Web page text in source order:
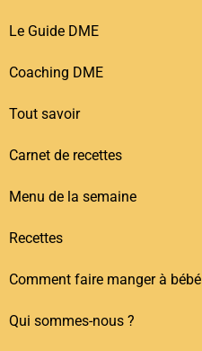
Le Guide DME
Coaching DME
Tout savoir
Carnet de recettes
Menu de la semaine
Recettes
Comment faire manger à bébé
Qui sommes-nous ?